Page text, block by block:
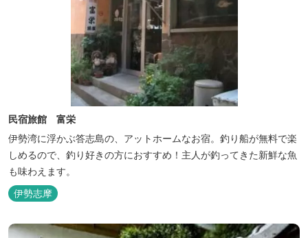
民宿旅館 富栄
伊勢湾に浮かぶ答志島の、アットホームなお宿。釣り船が無料で楽
しめるので、釣り好きの方におすすめ！主人が釣ってきた新鮮な魚
も味わえます。
伊勢志摩